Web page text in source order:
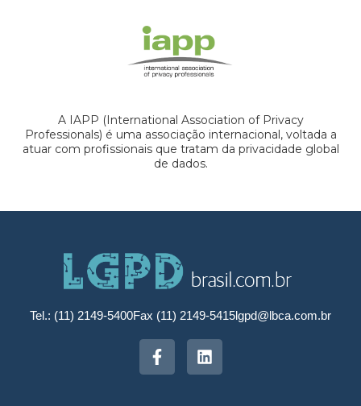
A IAPP (International Association of Privacy
Professionals) é uma associação internacional, voltada a
atuar com profissionais que tratam da privacidade global
de dados.
Tel.: (11) 2149-5400Fax (11) 2149-5415lgpd@lbca.com.br